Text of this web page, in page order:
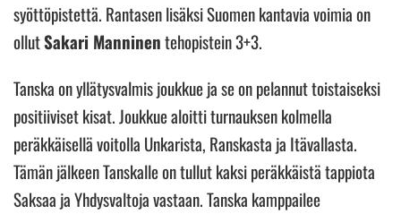
syöttöpistettä. Rantasen lisäksi Suomen kantavia voimia on
ollutSakari Manninentehopistein 3+3.
Tanska on yllätysvalmis joukkue ja se on pelannut toistaiseksi
positiiviset kisat. Joukkue aloitti turnauksen kolmella
peräkkäisellä voitolla Unkarista, Ranskasta ja Itävallasta.
Tämän jälkeen Tanskalle on tullut kaksi peräkkäistä tappiota
Saksaa ja Yhdysvaltoja vastaan. Tanska kamppailee